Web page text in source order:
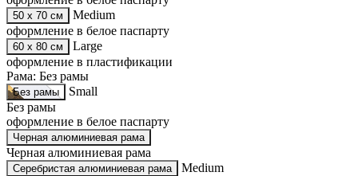
50 х 70 см
Medium
оформление в белое паспарту
60 х 80 см
Large
оформление в пластификации
Рама: Без рамы
Без рамы
Small
Без рамы
оформление в белое паспарту
Черная алюминиевая рама
Черная алюминиевая рама
Серебристая алюминиевая рама
Medium